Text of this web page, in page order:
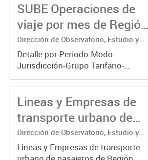
SUBE Operaciones de
viaje por mes de Región
Metropolitana de
Buenos Aires
Dirección de Observatorio, Estudio y
Sistemas – Ministerio de Transporte
Detalle por Periodo-Modo-
Jurisdicción-Grupo Tarifario-
Empresa-Línea-Tipo de
de viajes del sistema único de
boleto electrónico(SUBE) para el
periodo registrado...
Lineas y Empresas de
transporte urbano de
pasajeros de Región
Metropolitana de
Dirección de Observatorio, Estudio y
Sistemas – Ministerio de Transporte
Lineas y Empresas de transporte